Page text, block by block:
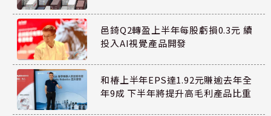
邑錡Q2轉盈上半年每股虧損0.3元 續
投入AI視覺產品開發
和椿上半年EPS達1.92元賺逾去年全
年9成 下半年將提升高毛利產品比重